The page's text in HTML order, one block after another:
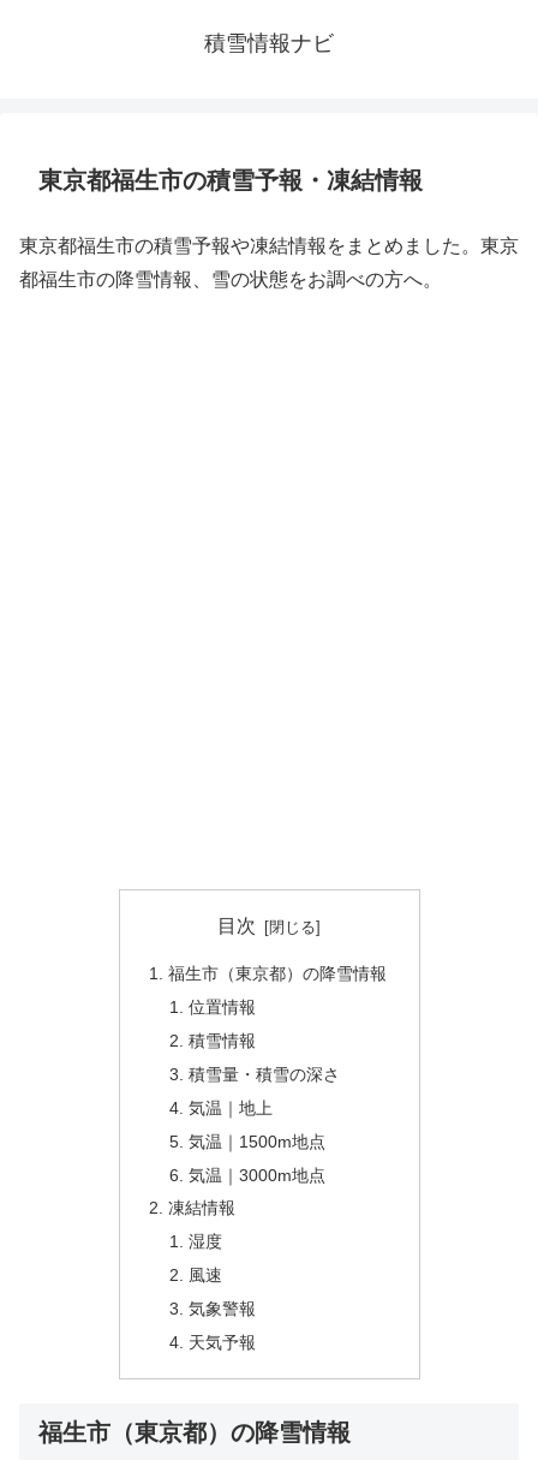
積雪情報ナビ
東京都福生市の積雪予報・凍結情報
東京都福生市の積雪予報や凍結情報をまとめました。東京
都福生市の降雪情報、雪の状態をお調べの方へ。
目次
福生市（東京都）の降雪情報
位置情報
積雪情報
積雪量・積雪の深さ
気温｜地上
気温｜1500m地点
気温｜3000m地点
凍結情報
湿度
風速
気象警報
天気予報
福生市（東京都）の降雪情報